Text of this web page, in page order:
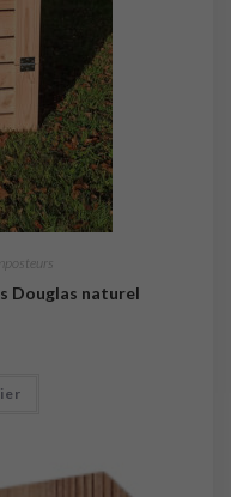
Douglas naturel